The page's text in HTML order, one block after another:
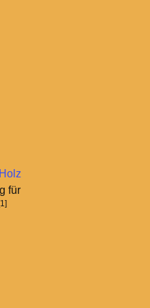
Holz
für
[1]